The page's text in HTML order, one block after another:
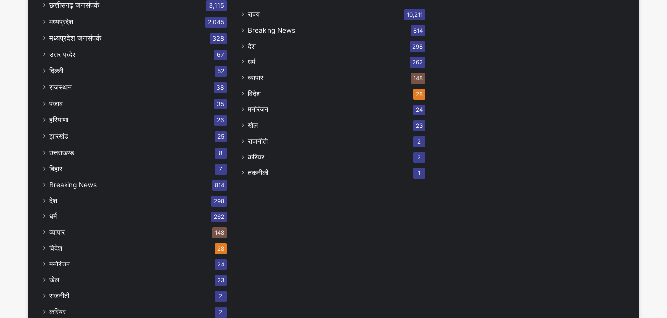
छत्तीसगढ़ जनसंपर्क 3,115
मध्यप्रदेश 2,045
मध्यप्रदेश जनसंपर्क 328
उत्तर प्रदेश 67
दिल्ली 52
राजस्थान 38
पंजाब 35
हरियाणा 26
झारखंड 25
उत्तराखण्ड 8
बिहार 7
Breaking News 814
देश 298
धर्म 262
व्यापार 148
विदेश 28
मनोरंजन 24
खेल 23
राजनीती 2
करियर 2
राज्य 10,211
Breaking News 814
देश 298
धर्म 262
व्यापार 148
विदेश 28
मनोरंजन 24
खेल 23
राजनीती 2
करियर 2
तकनीकी 1